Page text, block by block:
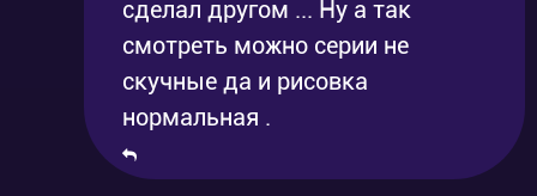
сделал другом ... Ну а так
смотреть можно серии не
скучные да и рисовка
нормальная .